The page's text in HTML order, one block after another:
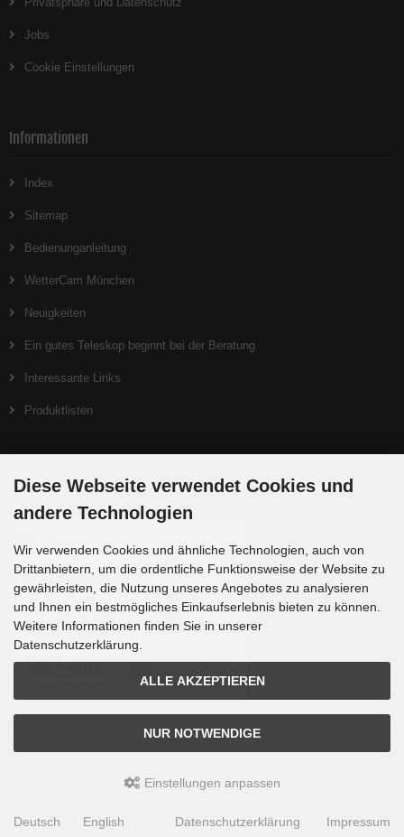
Jobs
Cookie Einstellungen
Informationen
Index
Sitemap
Bedienunganleitung
WetterCam München
Neuigkeiten
Ein gutes Teleskop beginnt bei der Beratung
Interessante Links
Produktlisten
Zahlungsmethoden
Sprachvariablen befinden sich in der Datei tpl_modified/lang/german/lang_german.custom.
modified eCommerce Shopsoftware © 2009-2026
Diese Webseite verwendet Cookies und
andere Technologien
Wir verwenden Cookies und ähnliche Technologien, auch von
Drittanbietern, um die ordentliche Funktionsweise der Website zu
gewährleisten, die Nutzung unseres Angebotes zu analysieren
und Ihnen ein bestmögliches Einkaufserlebnis bieten zu können.
Weitere Informationen finden Sie in unserer
Datenschutzerklärung.
ALLE AKZEPTIEREN
NUR NOTWENDIGE
Einstellungen anpassen
Deutsch English Datenschutzerklärung Impressum